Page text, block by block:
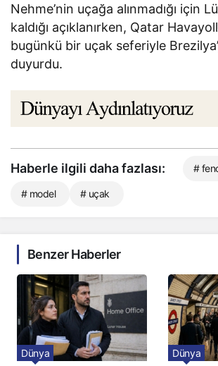
Nehme’nin uçağa alınmadığı için
kaldığı açıklanırken, Qatar
bugünkü bir uçak seferiyle
duyurdu.
Haberle ilgili daha fazlası: #
# model # uçak
Benzer Haberler
Dünya Dünya